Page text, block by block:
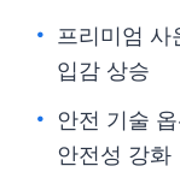
프리미엄 사
입감 상승
안전 기술
안전성 강화